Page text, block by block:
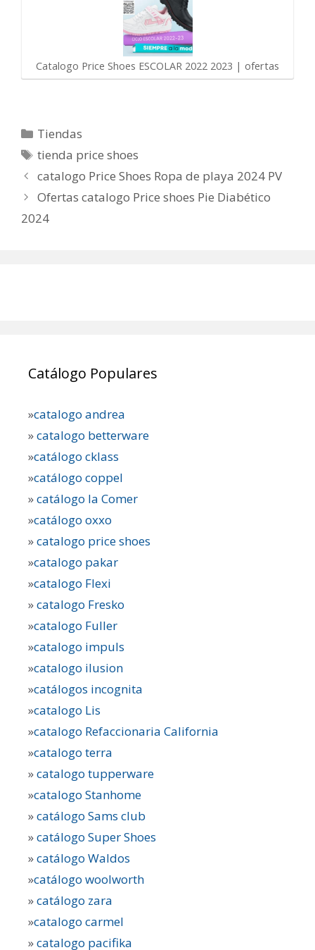
Catalogo Price Shoes ESCOLAR 2022 2023 | ofertas
Categorías
Tiendas
Etiquetas
tienda price shoes
catalogo Price Shoes Ropa de playa 2024 PV
Ofertas catalogo Price shoes Pie Diabético
2024
Catálogo Populares
»catalogo andrea
»catalogo betterware
»catálogo cklass
»catálogo coppel
»catálogo la Comer
»catálogo oxxo
»catalogo price shoes
»catalogo pakar
»catalogo Flexi
»catalogo Fresko
»catalogo Fuller
»catalogo impuls
»catalogo ilusion
»catálogos incognita
»catalogo Lis
»catalogo Refaccionaria California
»catalogo terra
»catalogo tupperware
»catalogo Stanhome
»catálogo Sams club
»catálogo Super Shoes
»catálogo Waldos
»catálogo woolworth
»catálogo zara
»catalogo carmel
»catalogo pacifika